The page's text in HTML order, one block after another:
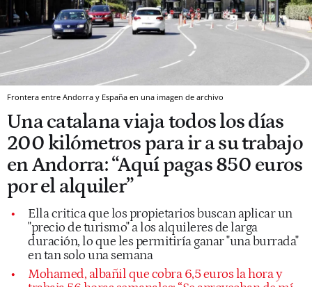
Frontera entre Andorra y España en una imagen de archivo
Una catalana viaja todos los días
200 kilómetros para ir a su trabajo
en Andorra: “Aquí pagas 850 euros
por el alquiler”
Ella critica que los propietarios buscan aplicar un
"precio de turismo" a los alquileres de larga
duración, lo que les permitiría ganar "una burrada"
en tan solo una semana
Mohamed, albañil que cobra 6,5 euros la hora y